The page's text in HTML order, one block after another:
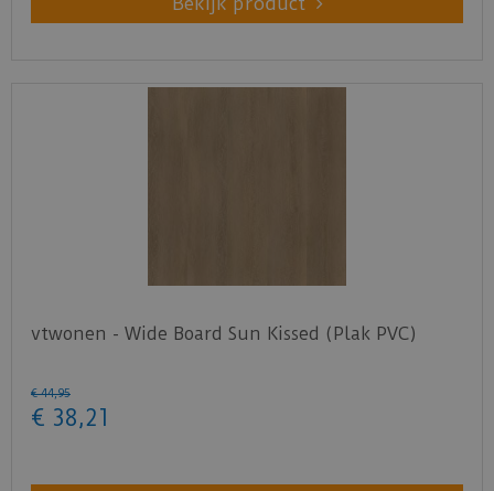
vtwonen - Wide Board Sun Kissed (Plak PVC)
€ 44,95
€ 38,21